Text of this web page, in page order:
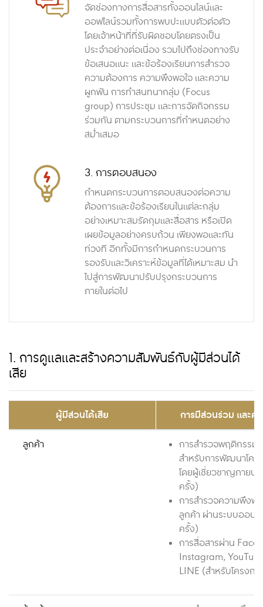
จัดช่องทางการสื่อสารทั้งออนไลน์และ
ออฟไลน์รวมทั้งการพบปะแบบตัวต่อตัว
โดยเจ้าหน้าที่ที่รับผิดชอบโดยตรงเป็น
ประจำอย่างต่อเนื่อง รวมไปถึงช่องทางรับ
ข้อเสนอแนะ และข้อร้องเรียนการสำรวจ
ความต้องการ ความพึงพอใจ และความ
ผูกพัน การทำสนทนากลุ่ม (Focus
group) การประชุม และการจัดกิจกรรม
ร่วมกัน ตามกระบวนการที่กำหนดอย่าง
สม่ำเสมอ
3. การตอบสนอง
กำหนดกระบวนการตอบสนองต่อความ
ต้องการและข้อร้องเรียนในแต่ละกลุ่ม
อย่างเหมาะสมรัดกุมและสื่อสาร หรือเปิด
เผยข้อมูลอย่างครบถ้วน เพียงพอและทัน
ท่วงที อีกทั้งมีการกำหนดกระบวนการ
รองรับและวิเคราะห์ข้อมูลที่ได้เหมาะสม นำ
ไปสู่การพัฒนาปรับปรุงกระบวนการ
ภายในต่อไป
1. การดูแลและสร้างความสัมพันธ์กับผู้มีส่วนได้
เสีย
ผู้มีส่วนได้เสีย การมีส่วนร่วม และค
ลูกค้า
การสำรวจพฤติกรรม
สำหรับการพัฒนาโคร
โดยผู้เชี่ยวชาญภายน
ครั้ง)
การสำรวจความพึงพ
ลูกค้า ผ่านระบบออนไ
ครั้ง)
การสื่อสารผ่าน
Instagram,
LINE (สำหรับโครงกา